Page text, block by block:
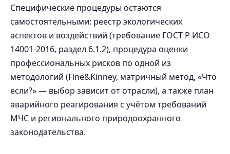
Специфические процедуры остаются
самостоятельными: реестр экологических
аспектов и воздействий (требование ГОСТ Р ИСО
14001-2016, раздел 6.1.2), процедура оценки
профессиональных рисков по одной из
методологий (Fine&Kinney, матричный метод, «Что
если?» — выбор зависит от отрасли), а также план
аварийного реагирования с учётом требований
МЧС и регионального природоохранного
законодательства.